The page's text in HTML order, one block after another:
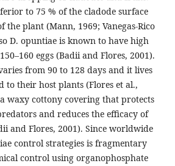
to 75 % of the cladode surface
the plant (Mann, 1969; Vanegas-Rico
D. opuntiae is known to have high
eggs (Badii and Flores, 2001).
from 90 to 128 days and it lives
to their host plants (Flores et al.,
waxy cottony covering that protects
and reduces the efficacy of
and Flores, 2001). Since worldwide
control strategies is fragmentary
control using organophosphate